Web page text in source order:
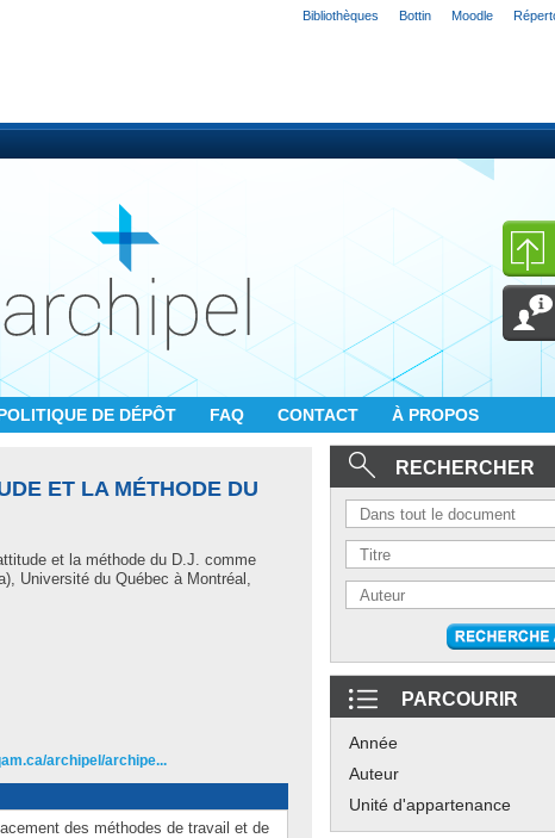
Bibliothèques Bottin Moodle
DE DÉPÔT FAQ CONTACT À PROPOS
ET LA MÉTHODE DU
et la méthode du D.J. comme
Université du Québec à Montréal,
archipel/archipe...
des méthodes de travail et de
RECHERCHER
PARCOURIR
Année
Auteur
Unité d'appartenance